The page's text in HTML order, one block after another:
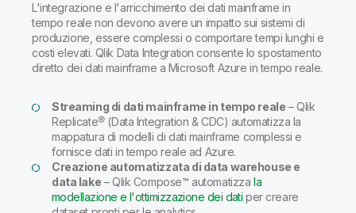
L'integrazione e l'arricchimento dei dati mainframe in
tempo reale non devono avere un impatto sui sistemi di
produzione, essere complessi o comportare tempi lunghi e
costi elevati. Qlik Data Integration consente lo spostamento
diretto dei dati mainframe a Microsoft Azure in tempo reale.
Streaming di dati mainframe in tempo reale – Qlik
Replicate® (Data Integration & CDC) automatizza la
mappatura di modelli di dati mainframe complessi e
fornisce dati in tempo reale ad Azure.
Creazione automatizzata di data warehouse e
data lake – Qlik Compose™ automatizzala
modellazione e l'ottimizzazione dei dati per creare